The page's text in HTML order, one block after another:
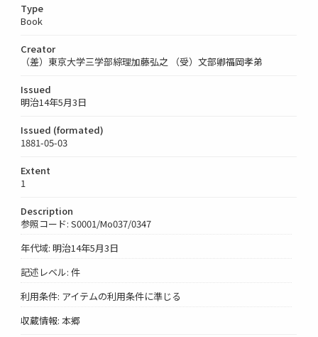
Type
Book
Creator
（差）東京大学三学部綜理加藤弘之 （受）文部卿福岡孝弟
Issued
明治14年5月3日
Issued (formated)
1881-05-03
Extent
1
Description
参照コード: S0001/Mo037/0347
年代域: 明治14年5月3日
記述レベル: 件
利用条件: アイテムの利用条件に準じる
収蔵情報: 本郷